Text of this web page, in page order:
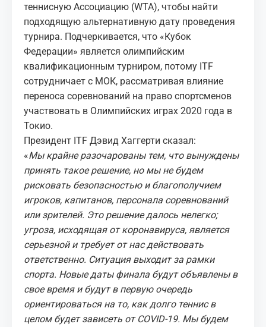
теннисную Ассоциацию (WTA), чтобы найти
подходящую альтернативную дату проведения
турнира. Подчеркивается, что «Кубок
Федерации» является олимпийским
квалификационным турниром, потому ITF
сотрудничает с МОК, рассматривая влияние
переноса соревнований на право спортсменов
участвовать в Олимпийских играх 2020 года в
Токио.
Президент ITF Дэвид Хаггерти сказал:
«Мы крайне разочарованы тем, что вынуждены
принять такое решение, но мы не будем
рисковать безопасностью и благополучием
игроков, капитанов, персонала соревнований
или зрителей. Это решение далось нелегко;
угроза, исходящая от коронавируса, является
серьезной и требует от нас действовать
ответственно. Ситуация выходит за рамки
спорта. Новые даты финала будут объявлены в
свое время и будут в первую очередь
ориентироваться на то, как долго теннис в
целом будет зависеть от COVID-19. Мы будем